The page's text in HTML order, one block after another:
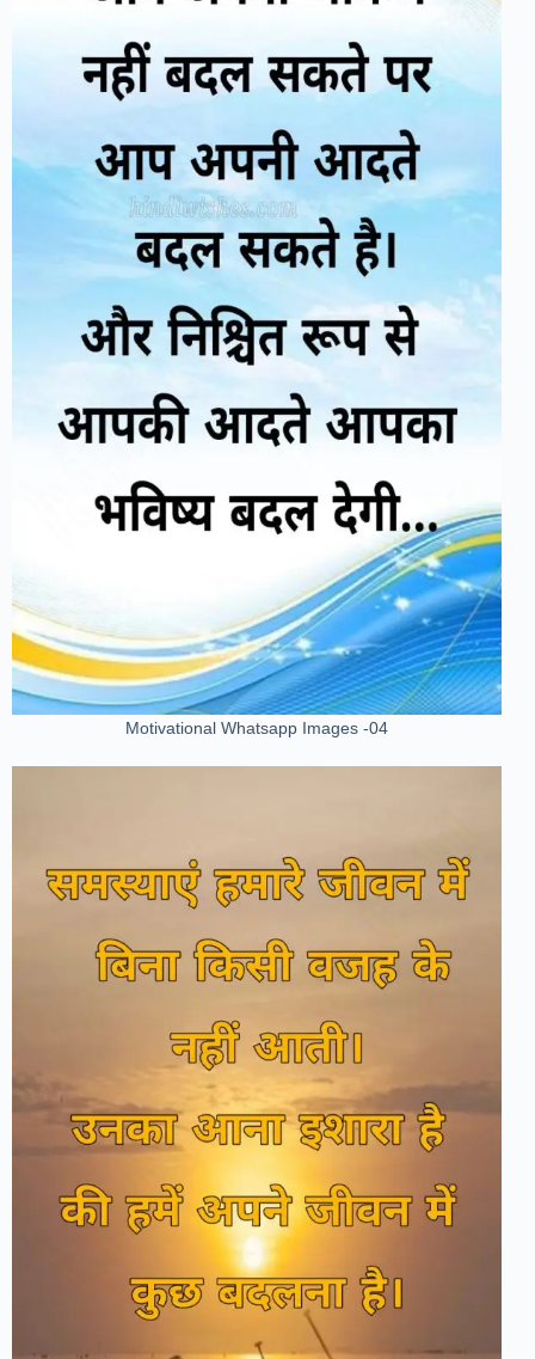
Motivational Whatsapp Images -04